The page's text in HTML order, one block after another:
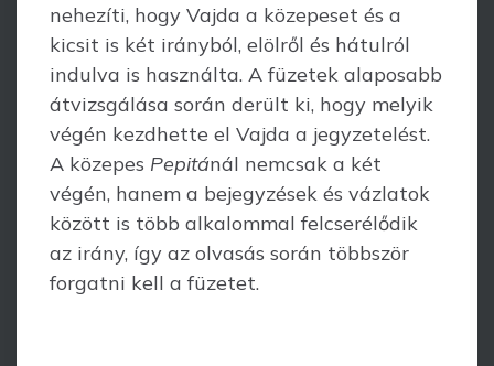
nehezíti, hogy Vajda a közepeset és a
kicsit is két irányból, elölről és hátulról
indulva is használta. A füzetek alaposabb
átvizsgálása során derült ki, hogy melyik
végén kezdhette el Vajda a jegyzetelést.
A közepes Pepi­tánál nemcsak a két
végén, hanem a bejegyzések és vázlatok
között is több alka­lommal felcserélődik
az irány, így az olvasás során többször
forgatni kell a füzetet.